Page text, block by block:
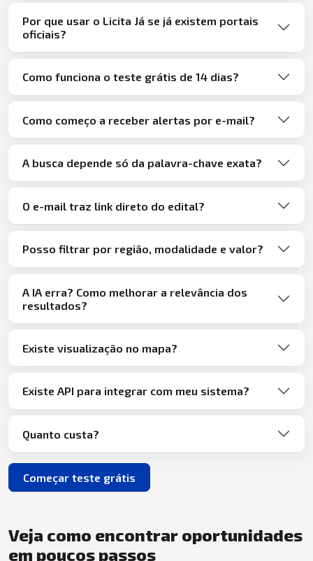
Por que usar o Licita Já se já existem portais
oficiais?
Como funciona o teste grátis de 14 dias?
Como começo a receber alertas por e-mail?
A busca depende só da palavra-chave exata?
O e-mail traz link direto do edital?
Posso filtrar por região, modalidade e valor?
A IA erra? Como melhorar a relevância dos
resultados?
Existe visualização no mapa?
Existe API para integrar com meu sistema?
Quanto custa?
Começar teste grátis
Veja como encontrar oportunidades
em poucos passos